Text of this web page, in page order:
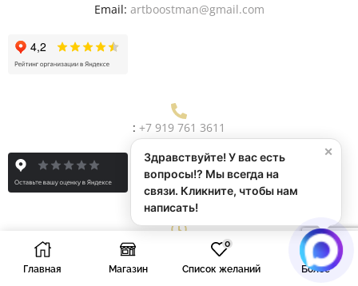
Email: artboostman@gmail.com
: +7 919 761 3611
Рабочее Время: Пн/Пт: 9:00 - 19:00
Главная Магазин
0
Список желаний Более
×
Здравствуйте! У вас есть
вопросы!? Мы всегда на
связи. Кликните, чтобы нам
написать!